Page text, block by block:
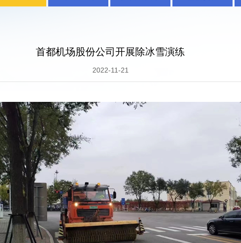
首都机场股份公司开展除冰雪演练
2022-11-21